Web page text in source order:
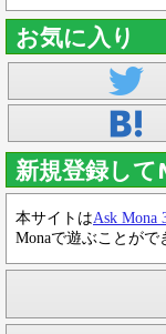
お気に入り
新規登録し
本サイトはAsk Mona
Monaで遊ぶことがで